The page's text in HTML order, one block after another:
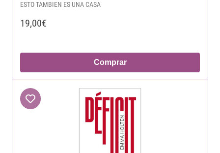
ESTO TAMBIEN ES UNA CASA
19,00€
Comprar